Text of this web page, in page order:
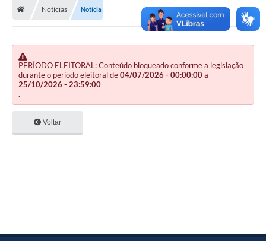
Notícias Notícia
PERÍODO ELEITORAL: Conteúdo bloqueado conforme a legislação
durante o período eleitoral de04/07/2026 - 00:00:00a
25/10/2026 - 23:59:00
.
Voltar